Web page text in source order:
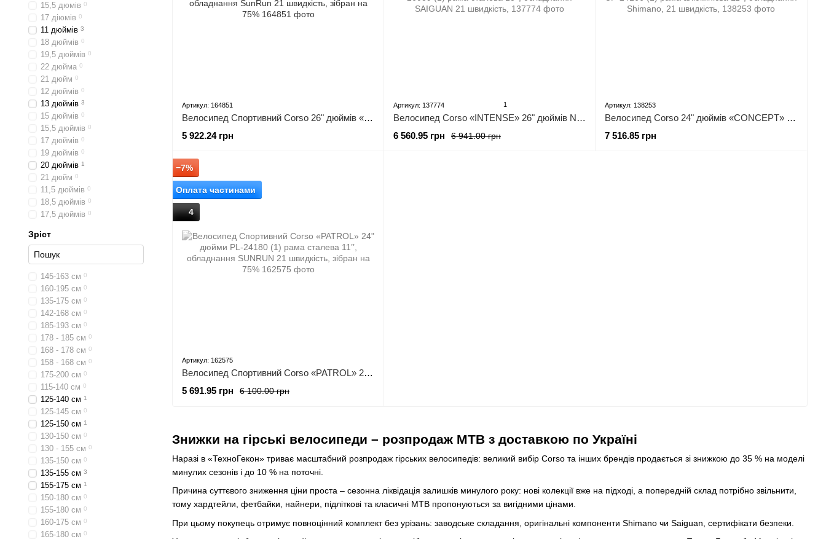
Знижки на гірські велосипеди – розпродаж MTB з доставкою по Україні
Наразі в «ТехноГекон» триває масштабний розпродаж гірських велосипедів: великий вибір Corso та інших брендів продається зі знижкою до 35 % на моделі
минулих сезонів і до 10 % на поточні.
Причина суттєвого зниження ціни проста – сезонна ліквідація залишків минулого року: нові колекції вже на підході, а попередній склад потрібно звільнити,
тому хардтейли, фетбайки, найнери, підліткові та класичні MTB пропонуються за вигідними цінами.
При цьому покупець отримує повноцінний комплект без урізань: заводське складання, оригінальні компоненти Shimano чи Saiguan, сертифікати безпеки.
Артикул: 164851
Велосипед Спортивний Corso 26" дюймів «PHANTOM» PH-26847 (1) рама сталева 13’’, обладнання SunRun 21 швидкість, зібран на 75%
5 922.24 грн
Артикул: 137774 1
Велосипед Corso «INTENSE» 26" дюймів NT-26089 (1) рама сталева 13’’, обладнання SAIGUAN 21 швидкість,
6 941.00 грн
6 560.95 грн
Артикул: 138253
Велосипед Corso 24" дюймів «CONCEPT» CP-24166 (1) рама алюмінієва 11’’, обладнання Shimano, 21 швидкість,
7 516.85 грн
−7%
Оплата частинами
4
Артикул: 162575
Велосипед Спортивний Corso «PATROL» 24" дюйми PL-24180 (1) рама сталева 11’’, обладнання SUNRUN 21 швидкість, зібран на 75%
6 100.00 грн
5 691.95 грн
15,5 дюмів 0
17 діюмів 0
11 дюймів 3
18 дюймів 0
19,5 дюймів 0
22 дюйма 0
21 дюйм 0
12 дюймів 0
13 дюймів 3
15 дюймів 0
15,5 дюймів 0
17 дюймів 0
19 дюймів 0
20 дюймів 1
21 дюйм 0
11,5 дюймів 0
18,5 дюймів 0
17,5 дюймів 0
Зріст
145-163 см 0
160-195 см 0
135-175 см 0
142-168 см 0
185-193 см 0
178 - 185 см 0
168 - 178 см 0
158 - 168 см 0
175-200 см 0
115-140 см 0
125-140 см 1
125-145 см 0
125-150 см 1
130-150 см 0
130 - 155 см 0
135-150 см 0
135-155 см 3
155-175 см 1
150-180 см 0
155-180 см 0
160-175 см 0
165-180 см 0